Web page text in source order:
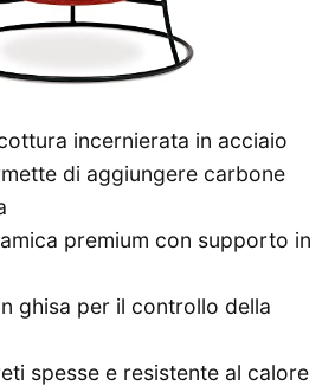
incernierata in acciaio
di aggiungere carbone
premium con supporto in
ghisa per il controllo della
spesse e resistente al calore